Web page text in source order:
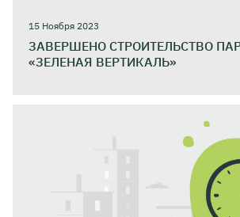
15 Ноября 2023
ЗАВЕРШЕНО СТРОИТЕЛЬСТВО
«ЗЕЛЕНАЯ ВЕРТИКАЛЬ»